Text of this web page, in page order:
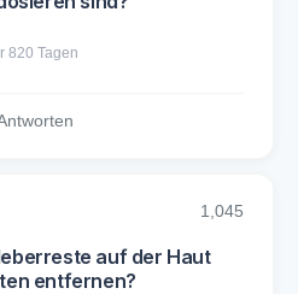
820 Tagen
1,045
auf der Haut
entfernen?